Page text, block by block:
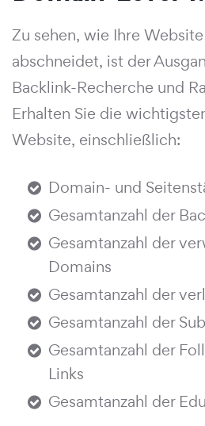
Zu sehen, wie Ihre
abschneidet, ist der
Backlink-Recherche und
Erhalten Sie die
Website, einschließlich:
Domain- und
Gesamtanzahl der
Gesamtanzahl der
Domains
Gesamtanzahl der
Gesamtanzahl der
Gesamtanzahl der
Links
Gesamtanzahl der